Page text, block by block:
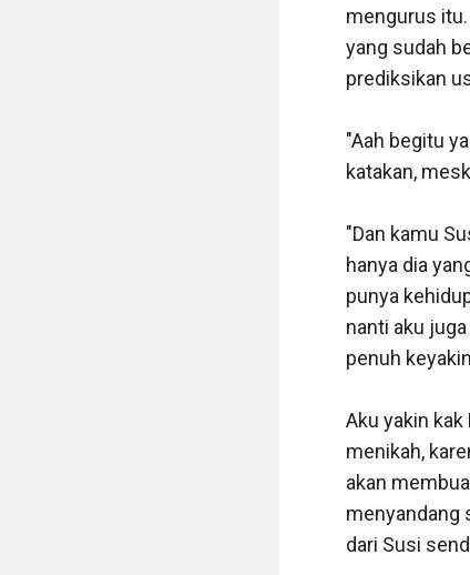
mengurus
yang sudah
prediksikan
"Aah begitu
katakan,
"Dan kamu
hanya dia
punya
nanti aku
penuh
Aku yakin
menikah,
akan
menyandang
dari Susi